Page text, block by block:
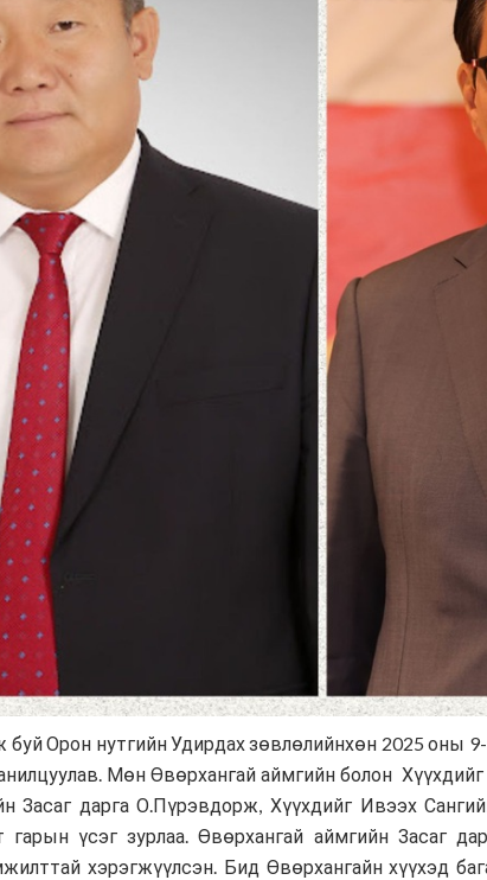
буй Орон нутгийн Удирдах зөвлөлийнхөн 2025 оны
Мөн Өвөрхангай аймгийн болон
Засаг дарга О.Пүрэвдорж, Хүүхдийг Ивээх
үсэг зурлаа. Өвөрхангай аймгийн Засаг
хэрэгжүүлсэн. Бид Өвөрхангайн хүүхэд